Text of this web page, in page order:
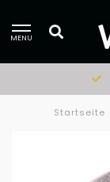
MENU
Startseite